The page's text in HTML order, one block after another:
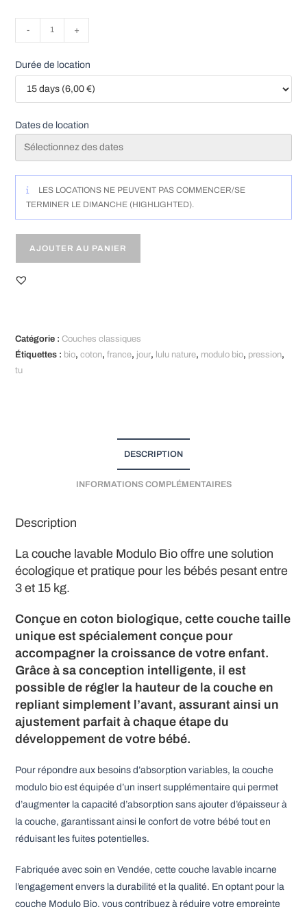
de
Modulo
Bio
Nature
TU
- +
Durée de location
Dates de location
LES LOCATIONS NE PEUVENT PAS COMMENCER/SE
TERMINER LE DIMANCHE (HIGHLIGHTED).
AJOUTER AU PANIER
e
r
Catégorie :Couches classiques
Étiquettes : bio,coton,france, jour, lulu nature, modulo bio, pression,
tu
DESCRIPTION
INFORMATIONS COMPLÉMENTAIRES
Description
La couche lavable Modulo Bio offre une solution
écologique et pratique pour les bébés pesant entre
3 et 15 kg.
Conçue en coton biologique, cette couche taille
unique est spécialement conçue pour
accompagner la croissance de votre enfant.
Grâce à sa conception intelligente, il est
possible de régler la hauteur de la couche en
repliant simplement l’avant, assurant ainsi un
ajustement parfait à chaque étape du
développement de votre bébé.
Pour répondre aux besoins d’absorption variables, la couche
modulo bio est équipée d’un insert supplémentaire qui permet
d’augmenter la capacité d’absorption sans ajouter d’épaisseur à
la couche, garantissant ainsi le confort de votre bébé tout en
réduisant les fuites potentielles.
Fabriquée avec soin en Vendée, cette couche lavable incarne
l’engagement envers la durabilité et la qualité. En optant pour la
couche Modulo Bio, vous contribuez à réduire votre empreinte